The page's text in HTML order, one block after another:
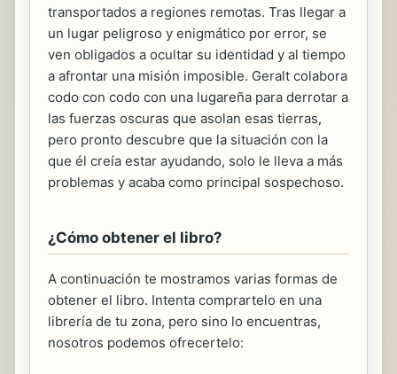
transportados a regiones remotas. Tras llegar a
un lugar peligroso y enigmático por error, se
ven obligados a ocultar su identidad y al tiempo
a afrontar una misión imposible. Geralt colabora
codo con codo con una lugareña para derrotar a
las fuerzas oscuras que asolan esas tierras,
pero pronto descubre que la situación con la
que él creía estar ayudando, solo le lleva a más
problemas y acaba como principal sospechoso.
¿Cómo obtener el libro?
A continuación te mostramos varias formas de
obtener el libro. Intenta comprartelo en una
librería de tu zona, pero sino lo encuentras,
nosotros podemos ofrecertelo: